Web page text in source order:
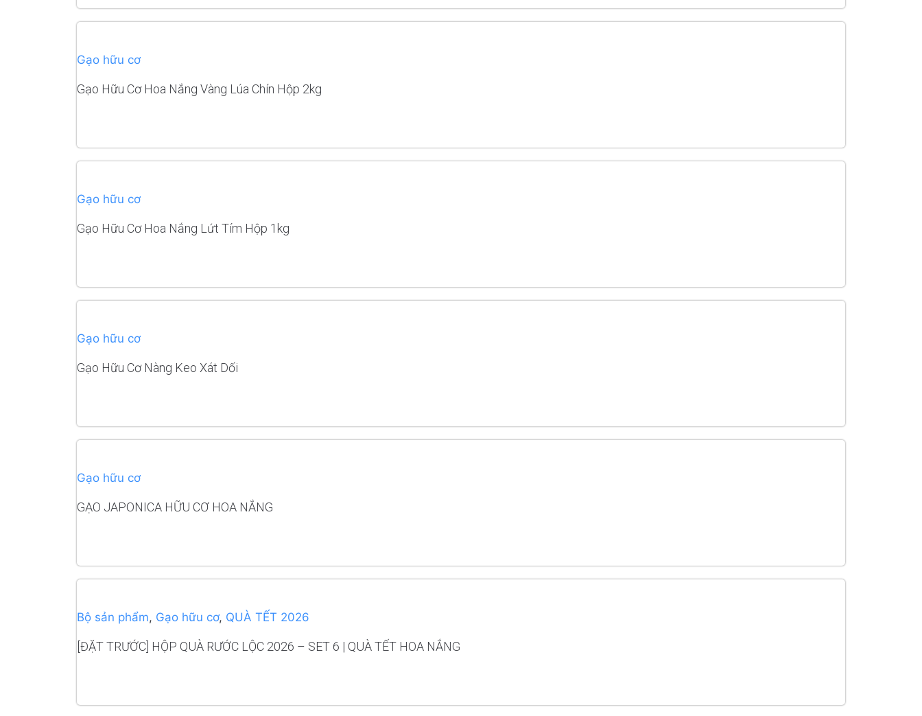
Gạo hữu cơ
Gạo Hữu Cơ Hoa Nắng Vàng Lúa Chín Hộp 2kg
Gạo hữu cơ
Gạo Hữu Cơ Hoa Nắng Lứt Tím Hộp 1kg
Gạo hữu cơ
Gạo Hữu Cơ Nàng Keo Xát Dối
Gạo hữu cơ
GẠO JAPONICA HỮU CƠ HOA NẮNG
Bộ sản phẩm, Gạo hữu cơ, QUÀ TẾT 2026
[ĐẶT TRƯỚC] HỘP QUÀ RƯỚC LỘC 2026 – SET 6 | QUÀ TẾT HOA NẮNG